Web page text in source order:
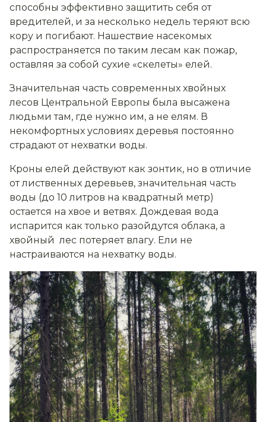
способны эффективно защитить себя от
вредителей, и за несколько недель теряют всю
кору и погибают. Нашествие насекомых
распространяется по таким лесам как пожар,
оставляя за собой сухие «скелеты» елей.
Значительная часть современных хвойных
лесов Центральной Европы была высажена
людьми там, где нужно им, а не елям. В
некомфортных условиях деревья постоянно
страдают от нехватки воды.
Кроны елей действуют как зонтик, но в отличие
от лиственных деревьев, значительная часть
воды (до 10 литров на квадратный метр)
остается на хвое и ветвях. Дождевая вода
испарится как только разойдутся облака, а
хвойный лес потеряет влагу. Ели не
настраиваются на нехватку воды.